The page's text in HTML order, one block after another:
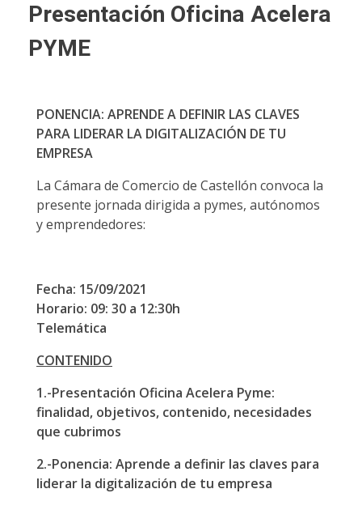
Presentación Oficina Acelera
PYME
PONENCIA: APRENDE A DEFINIR LAS CLAVES
PARA LIDERAR LA DIGITALIZACIÓN DE TU
EMPRESA
La Cámara de Comercio de Castellón convoca la
presente jornada dirigida a pymes, autónomos
y emprendedores:
Fecha: 15/09/2021
Horario: 09: 30 a 12:30h
Telemática
CONTENIDO
1.-Presentación Oficina Acelera Pyme:
finalidad, objetivos, contenido, necesidades
que cubrimos
2.-Ponencia: Aprende a definir las claves para
liderar la digitalización de tu empresa